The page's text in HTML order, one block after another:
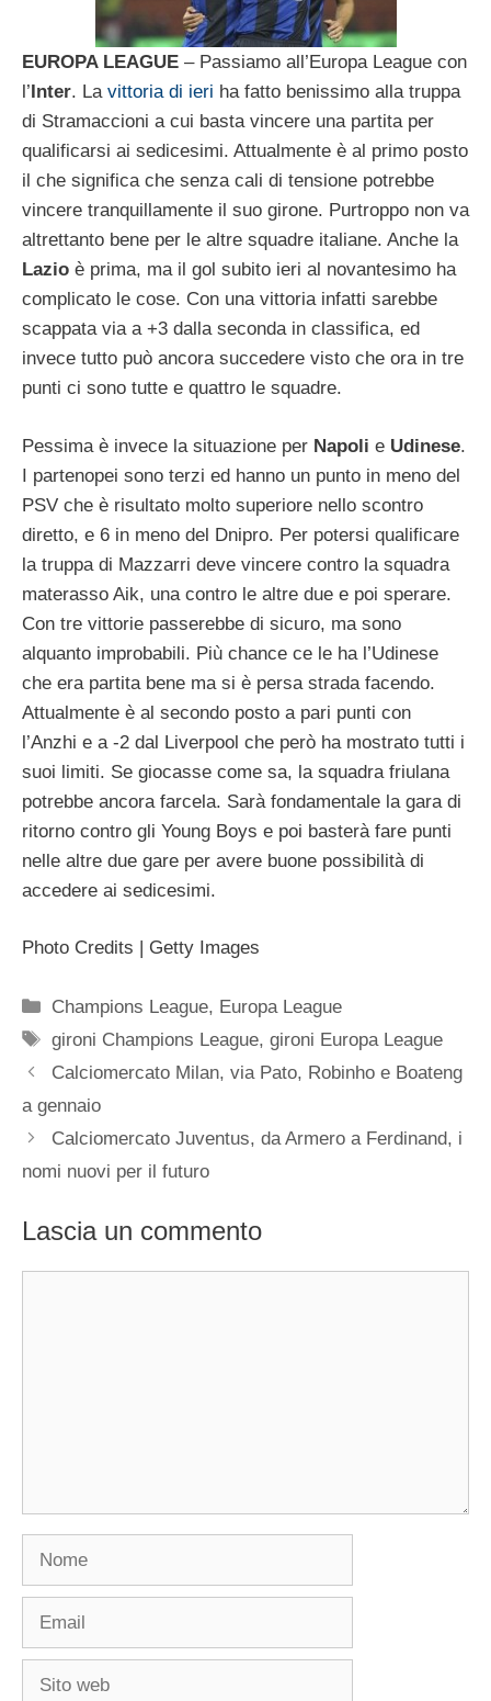
EUROPA LEAGUE – Passiamo all’Europa League con
l’ Inter. La vittoria di ieri ha fatto benissimo alla truppa
di Stramaccioni a cui basta vincere una partita per
qualificarsi ai sedicesimi. Attualmente è al primo posto
il che significa che senza cali di tensione potrebbe
vincere tranquillamente il suo girone. Purtroppo non va
altrettanto bene per le altre squadre italiane. Anche la
Lazio è prima, ma il gol subito ieri al novantesimo ha
complicato le cose. Con una vittoria infatti sarebbe
scappata via a +3 dalla seconda in classifica, ed
invece tutto può ancora succedere visto che ora in tre
punti ci sono tutte e quattro le squadre.
Pessima è invece la situazione per Napoli e Udinese.
I partenopei sono terzi ed hanno un punto in meno del
PSV che è risultato molto superiore nello scontro
diretto, e 6 in meno del Dnipro. Per potersi qualificare
la truppa di Mazzarri deve vincere contro la squadra
materasso Aik, una contro le altre due e poi sperare.
Con tre vittorie passerebbe di sicuro, ma sono
alquanto improbabili. Più chance ce le ha l’Udinese
che era partita bene ma si è persa strada facendo.
Attualmente è al secondo posto a pari punti con
l’Anzhi e a -2 dal Liverpool che però ha mostrato tutti i
suoi limiti. Se giocasse come sa, la squadra friulana
potrebbe ancora farcela. Sarà fondamentale la gara di
ritorno contro gli Young Boys e poi basterà fare punti
nelle altre due gare per avere buone possibilità di
accedere ai sedicesimi.
Photo Credits | Getty Images
Categorie
Champions League, Europa League
Tag
gironi Champions League,gironi Europa League
Calciomercato Milan, via Pato, Robinho e Boateng
a gennaio
Calciomercato Juventus, da Armero a Ferdinand, i
nomi nuovi per il futuro
Lascia un commento
Nome
Email
Sito